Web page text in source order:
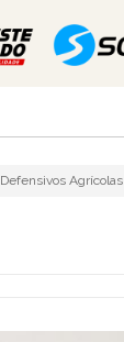
Defensivos Agrícolas